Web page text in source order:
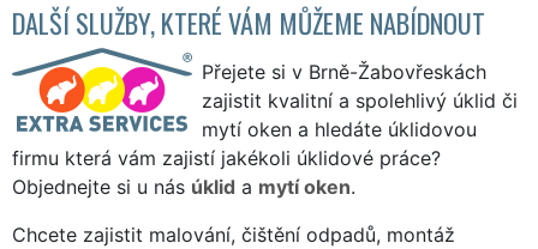
DALŠÍ SLUŽBY, KTERÉ VÁM MŮŽEME NABÍDNOUT
Přejete si v Brně-Žabovřeskách
zajistit kvalitní a spolehlivý úklid či
mytí oken a hledáte úklidovou
firmu která vám zajistí jakékoli úklidové práce?
Objednejte si u nás úklid a mytí oken.
Chcete zajistit malování, čištění odpadů, montáž